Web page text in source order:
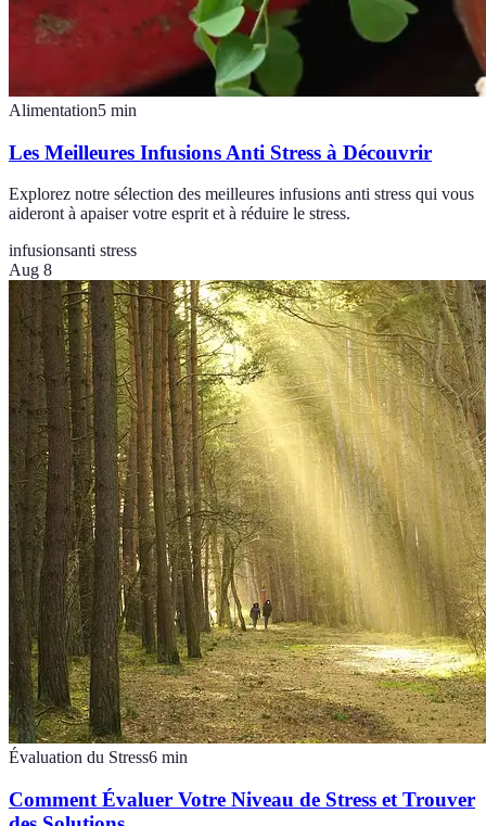
Alimentation5 min
Les Meilleures Infusions Anti Stress à Découvrir
Explorez notre sélection des meilleures infusions anti stress qui vous
aideront à apaiser votre esprit et à réduire le stress.
infusionsanti stress
Aug 8
Évaluation du Stress6 min
Comment Évaluer Votre Niveau de Stress et Trouver